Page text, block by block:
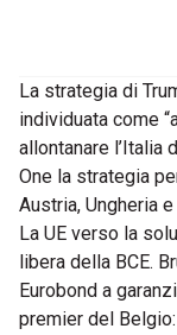
La strategia di
individuata come
allontanare l’Italia
One la strategia
Austria, Ungheria
La UE verso la
libera della BCE.
Eurobond a
premier del